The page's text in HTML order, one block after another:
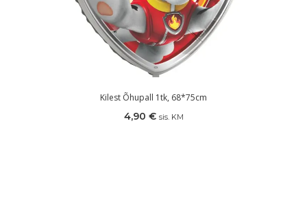
Kilest Õhupall 1tk, 68*75cm
4,90 € sis. KM